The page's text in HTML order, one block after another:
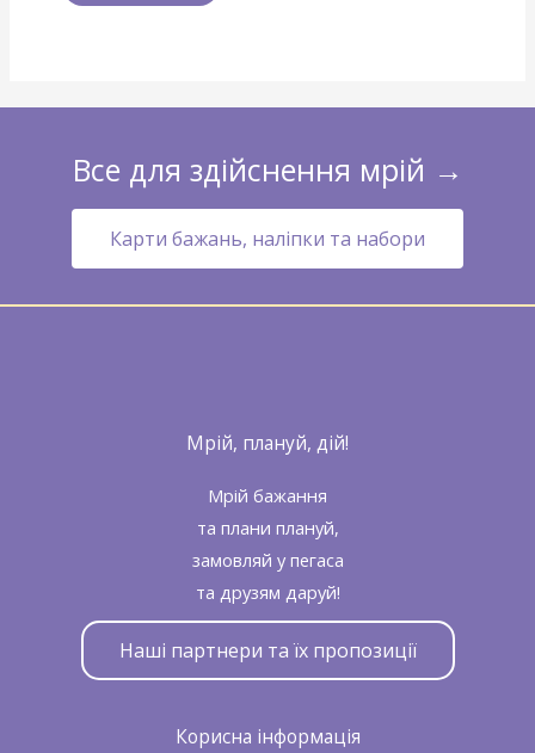
Все для здійснення мрій →
Карти бажань, наліпки та набори
Мрій, плануй, дій!
Мрій бажання
та плани плануй,
замовляй у пегаса
та друзям даруй!
Наші партнери та їх пропозиції
Корисна інформація